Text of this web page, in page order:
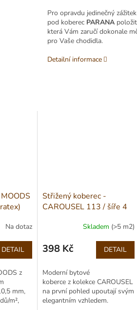
Pro opravdu jedinečný
pod koberec PARANA
která Vám zaručí dokonale
pro Vaše chodidla.
Detailní informace
Na dotaz
DETAIL
z
mm,
m²,
Střižený koberec -
CAROUSEL 113 / šíře 4
Skladem (>5 m2)
398 Kč DETAIL
Moderní bytové
koberce z kolekce CAROUSEL
na první pohled upoutají svým
elegantním vzhledem.